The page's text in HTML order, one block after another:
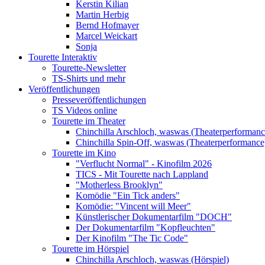
Kerstin Kilian
Martin Herbig
Bernd Hofmayer
Marcel Weickart
Sonja
Tourette Interaktiv
Tourette-Newsletter
TS-Shirts und mehr
Veröffentlichungen
Presseveröffentlichungen
TS Videos online
Tourette im Theater
Chinchilla Arschloch, waswas
Chinchilla Spin-Off, waswas
Tourette im Kino
"Verflucht Normal" - Kinofilm 2026
TICS - Mit Tourette nach Lappland
"Motherless Brooklyn"
Komödie "Ein Tick anders"
Komödie: "Vincent will Meer"
Künstlerischer Dokumentarfilm "DOCH"
Der Dokumentarfilm "Kopfleuchten"
Der Kinofilm "The Tic Code"
Tourette im Hörspiel
Chinchilla Arschloch, waswas (Hörspiel)